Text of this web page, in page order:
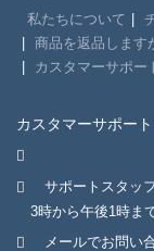
私たちについて
商品を返品します
カスタマーサポー
カスタマーサポート
サポートスタッ
3時から午後1時ま
メールでお問い